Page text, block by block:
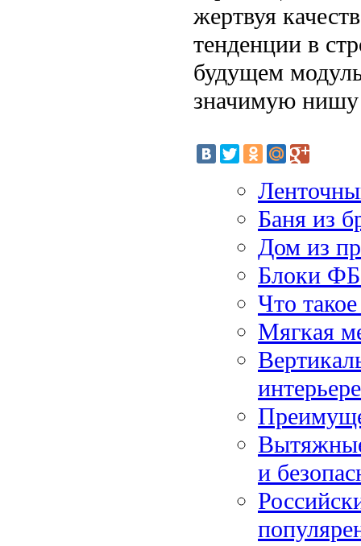
жертвуя
тенденции в
будущем
значимую
Баня из
Дом из
Блоки
Что
Мягкая
интерьере
и